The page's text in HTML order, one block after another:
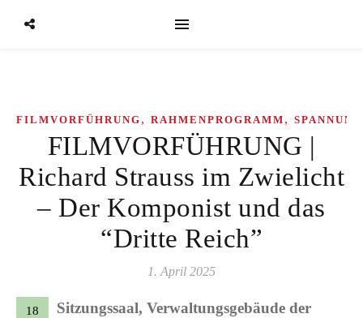
FILMVORFÜHRUNG , RAHMENPROGRAMM ,
FILMVORFÜHRUNG |
Richard Strauss im Zwielicht
– Der Komponist und das
“Dritte Reich”
1. April 2025
18
Sitzungssaal, Verwaltungsgebäude der